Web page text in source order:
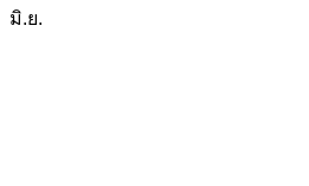
มิ.ย.